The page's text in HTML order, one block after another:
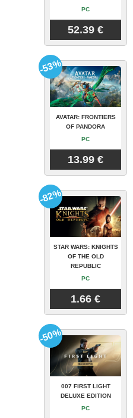
PC
52.39 €
AVATAR: FRONTIERS
OF PANDORA
PC
13.99 €
-53%
STAR WARS: KNIGHTS
OF THE OLD
REPUBLIC
PC
1.66 €
-82%
007 FIRST LIGHT
DELUXE EDITION
PC
-50%